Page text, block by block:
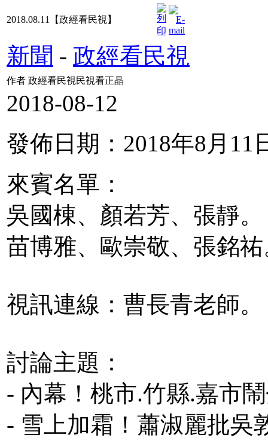
2018.08.11【政經看民視】
新聞 - 政經看民視
作者 政經看民視民視看正晶
2018-08-12
發佈日期：2018年8月11
來賓名單：
吳國棟、顏若芳、張靜。
苗博雅、歐崇敬、張銘
視訊連線：曹長青老師。
討論主題：
- 內幕！桃市.竹縣.嘉市
- 雪上加霜！蕭淑麗批吳